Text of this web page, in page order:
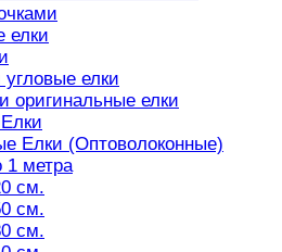
елки
елки
оригинальные елки
Елки (Оптоволоконные)
1 метра
см.
см.
см.